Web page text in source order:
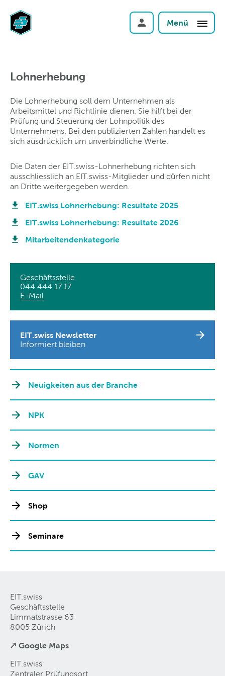
Menü
Lohnerhebung
Die Lohnerhebung soll dem Unternehmen als
Arbeitsmittel und Richtlinie dienen. Sie hilft bei der
Prüfung und Steuerung der Lohnpolitik des
Unternehmens. Bei den publizierten Zahlen handelt es
sich ausdrücklich um unverbindliche Werte.
Die Daten der EIT.swiss-Lohnerhebung richten sich
ausschliesslich an EIT.swiss-Mitglieder und dürfen nicht
an Dritte weitergegeben werden.
EIT.swiss Lohnerhebung: Resultate 2025
EIT.swiss Lohnerhebung: Resultate 2026
Mitarbeitendenkategorie
Geschäftsstelle
044 444 17 17
E-Mail
EIT.swiss Newsletter
Informiert bleiben
Neuigkeiten aus der Branche
NPK
Normen
GAV
Shop
Seminare
EIT.swiss
Geschäftsstelle
Limmatstrasse 63
8005 Zürich
↗ Google Maps
EIT.swiss
Zentraler Prüfungsort